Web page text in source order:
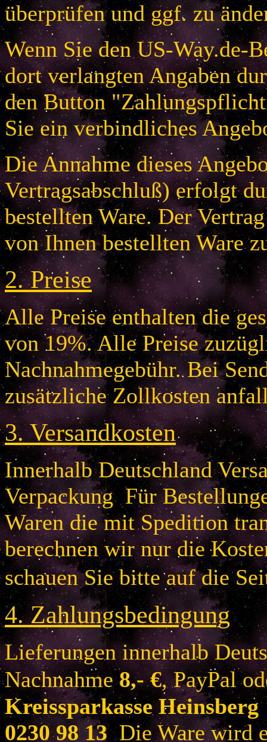
überprüfen und ggf. zu
Wenn Sie den US-Way.de-
dort verlangten Angaben
den Button
Sie ein verbindliches
Die Annahme dieses
Vertragsabschluß) erfolgt
bestellten Ware. Der
von Ihnen bestellten Ware
2.Preise
Alle Preise enthalten die
von 19%. Alle Preise
Nachnahmegebühr. Bei
zusätzliche Zollkosten
3.Versandkosten
Innerhalb Deutschland
Verpackung Für
Waren die mit Spedition
berechnen wir nur die
schauen Sie bitte auf die
4.Zahlungsbedingung
Lieferungen innerhalb
Nachnahme 8,- €, PayPal
Kreissparkasse
0230 98 13Die Ware wird